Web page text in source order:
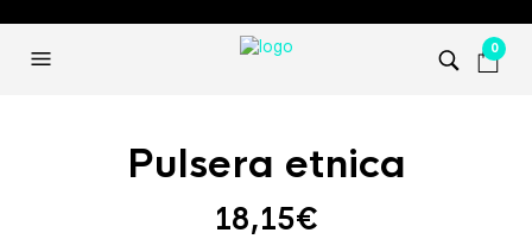
0
Pulsera etnica
18,15€